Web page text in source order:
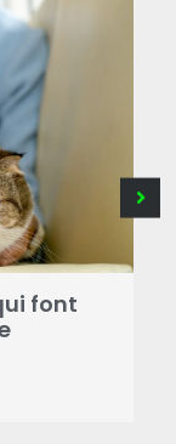
font